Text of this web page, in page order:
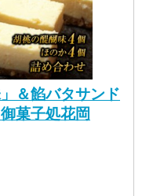
＆餡バタサンド
菓子処花岡